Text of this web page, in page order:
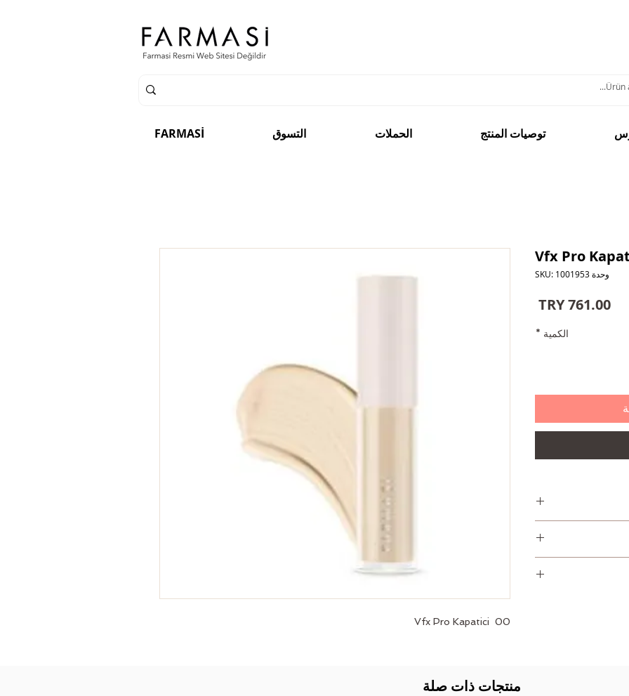
FARMASİ التسوق الحملات توصيات المنتج
Vfx Pro Kapatici  00
Vfx Pro
وحدة SKU: 1001953
السعر
الكمية *
منتجات ذات صلة